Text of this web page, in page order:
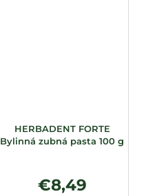
HERBADENT FORTE
Bylinná zubná pasta 100 g
€8,49